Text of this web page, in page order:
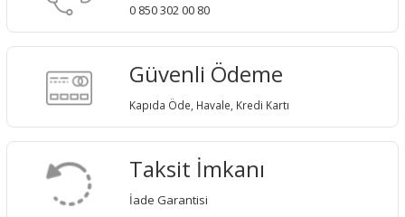
0 850 302 00 80
Güvenli Ödeme
Kapıda Öde, Havale, Kredi Kartı
Taksit İmkanı
İade Garantisi